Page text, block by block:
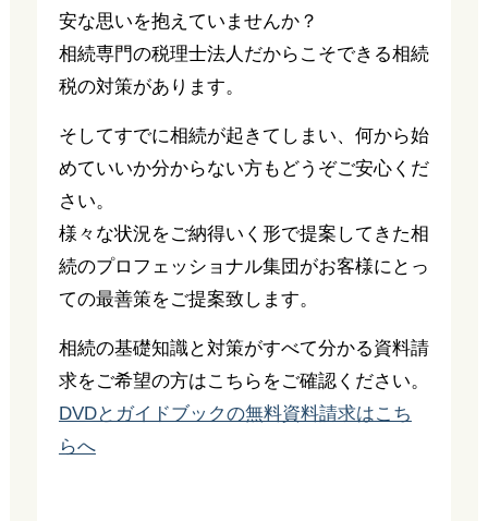
安な思いを抱えていませんか？
相続専門の税理士法人だからこそできる相続
税の対策があります。
そしてすでに相続が起きてしまい、何から始
めていいか分からない方もどうぞご安心くだ
さい。
様々な状況をご納得いく形で提案してきた相
続のプロフェッショナル集団がお客様にとっ
ての最善策をご提案致します。
相続の基礎知識と対策がすべて分かる資料請
求をご希望の方はこちらをご確認ください。
DVDとガイドブックの無料資料請求はこち
らへ